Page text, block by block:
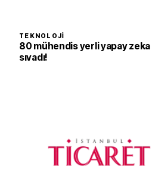
TEKNOLOJI
80 mühendis yerli yapay
sıvadı!